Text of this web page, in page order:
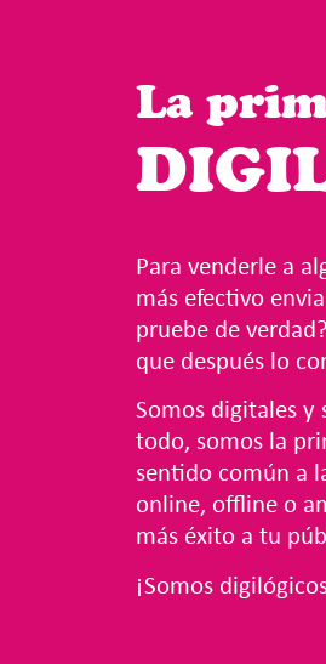
La
Para venderle a
más efectivo
pruebe de
que después lo
Somos digitales y
todo, somos la
sentido común a
online, offline o
más éxito a tu
¡Somos